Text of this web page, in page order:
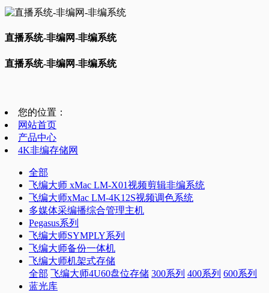
直播系统-非编网-非编系统
直播系统-非编网-非编系统
您的位置：
网站首页
产品中心
4K非编存储网
全部
飞编大师 xMac LM-X01视频剪辑非编系统
飞编大师xMac LM-4K12S视频调色系统
多媒体采编播综合管理主机
Pegasus系列
飞编大师SYMPLY系列
飞编大师备份一体机
飞编大师机架式存储
全部 飞编大师4U60盘位存储 300系列 400系列 600系列
蓝光库